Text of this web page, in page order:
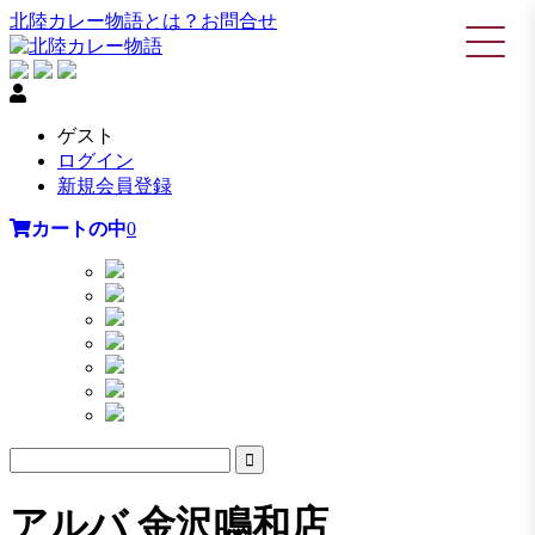
北陸カレー物語とは？ お問合せ
ゲスト
ログイン
新規会員登録
カートの中0
アルバ 金沢鳴和店